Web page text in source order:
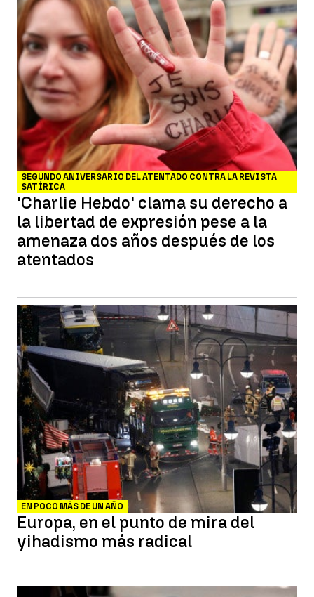
SEGUNDO ANIVERSARIO DEL ATENTADO CONTRA LA REVISTA
SATÍRICA
'Charlie Hebdo' clama su derecho a
la libertad de expresión pese a la
amenaza dos años después de los
atentados
EN POCO MÁS DE UN AÑO
Europa, en el punto de mira del
yihadismo más radical